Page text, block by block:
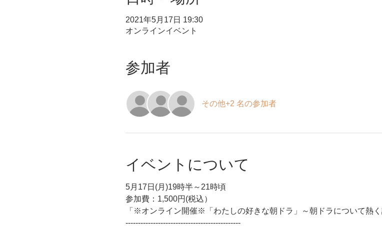
2021年5月17日 19:30
オンラインイベント
参加者
その他+2 名の参加者
イベントについて
5月17日(月)19時半～21時頃
参加費：1,500円(税込）
「※オンライン開催※「わたしの好きな朝ドラ」～朝ドラについて熱く
----------------------------------------------